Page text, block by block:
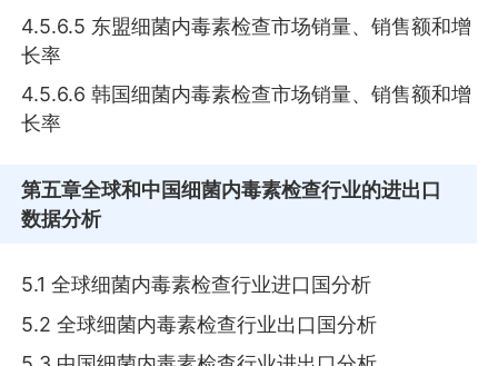
4.5.6.5 东盟细菌内毒素检查市场销量、销售额和增
长率
4.5.6.6 韩国细菌内毒素检查市场销量、销售额和增
长率
第五章全球和中国细菌内毒素检查行业的进出口
数据分析
5.1 全球细菌内毒素检查行业进口国分析
5.2 全球细菌内毒素检查行业出口国分析